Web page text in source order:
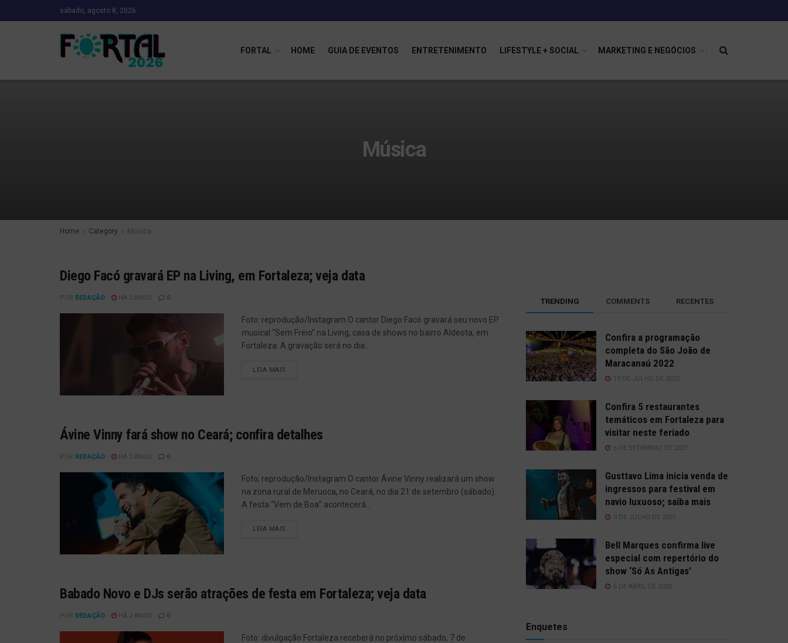
sábado, agosto 8, 2026
FORTAL HOME GUIA DE EVENTOS ENTRETENIMENTO LIFESTYLE + SOCIAL MARKETING E NEGÓCIOS
Música
Home Category Música
Diego Facó gravará EP na Living, em Fortaleza; veja data
POR REDAÇÃO HÁ 2 ANOS 0
Foto: reprodução/Instagram O cantor Diego Facó gravará seu novo EP
musical “Sem Freio” na Living, casa de shows no bairro Aldeota, em
Fortaleza. A gravação será no dia...
LEIA MAIS
Ávine Vinny fará show no Ceará; confira detalhes
POR REDAÇÃO HÁ 2 ANOS 0
Foto; reprodução/Instagram O cantor Ávine Vinny realizará um show
na zona rural de Meruoca, no Ceará, no dia 21 de setembro (sábado).
A festa “Vem de Boa” acontecerá...
LEIA MAIS
Babado Novo e DJs serão atrações de festa em Fortaleza; veja data
POR REDAÇÃO HÁ 2 ANOS 0
Foto: divulgação Fortaleza receberá no próximo sábado, 7 de
TRENDING COMMENTS RECENTES
Confira a programação
completa do São João de
Maracanaú 2022
19 DE JULHO DE 2022
Confira 5 restaurantes
temáticos em Fortaleza para
visitar neste feriado
6 DE SETEMBRO DE 2021
Gusttavo Lima inicia venda de
ingressos para festival em
navio luxuoso; saiba mais
9 DE JULHO DE 2021
Bell Marques confirma live
especial com repertório do
show ‘Só As Antigas’
6 DE ABRIL DE 2020
Enquetes